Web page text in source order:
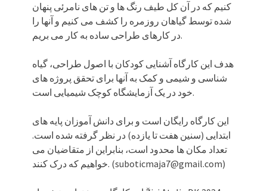
کنیم که در آن کل طیف رنگ ها و تن های نامرئی پنهان
شده توسط گیاهان روزمره را کشف می کنیم و آنها را
در کارهای طراحی ساده به کار می بریم.
هدف این کارگاه آشنایی کودکان با اصول طراحی، گیاه
شناسی و شیمی و کمک به آنها برای تحقق پروژه های
خود در یک آزمایشگاه کوچک شیمیایی است.
این کارگاه رایگان است و برای دانش آموزان پایه های
ابتدایی (سنین هفت تا یازده) در نظر گرفته شده است.
تعداد مکان ها محدود است، بنابراین از متقاضیان می
خواهیم که درک کنند. (suboticmaja7@gmail.com)